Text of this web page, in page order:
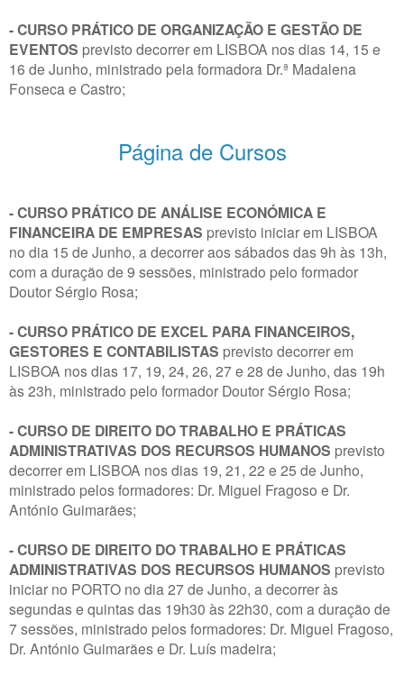
- CURSO PRÁTICO DE ORGANIZAÇÃO E GESTÃO DE
EVENTOS previsto decorrer em LISBOA nos dias 14, 15 e
16 de Junho, ministrado pela formadora Dr.ª Madalena
Fonseca e Castro;
Página de Cursos
- CURSO PRÁTICO DE ANÁLISE ECONÓMICA E
FINANCEIRA DE EMPRESAS previsto iniciar em LISBOA
no dia 15 de Junho, a decorrer aos sábados das 9h às 13h,
com a duração de 9 sessões, ministrado pelo formador
Doutor Sérgio Rosa;
- CURSO PRÁTICO DE EXCEL PARA FINANCEIROS,
GESTORES E CONTABILISTAS previsto decorrer em
LISBOA nos dias 17, 19, 24, 26, 27 e 28 de Junho, das 19h
às 23h, ministrado pelo formador Doutor Sérgio Rosa;
- CURSO DE DIREITO DO TRABALHO E PRÁTICAS
ADMINISTRATIVAS DOS RECURSOS HUMANOS previsto
decorrer em LISBOA nos dias 19, 21, 22 e 25 de Junho,
ministrado pelos formadores: Dr. Miguel Fragoso e Dr.
António Guimarães;
- CURSO DE DIREITO DO TRABALHO E PRÁTICAS
ADMINISTRATIVAS DOS RECURSOS HUMANOS previsto
iniciar no PORTO no dia 27 de Junho, a decorrer às
segundas e quintas das 19h30 às 22h30, com a duração de
7 sessões, ministrado pelos formadores: Dr. Miguel Fragoso,
Dr. António Guimarães e Dr. Luís madeira;